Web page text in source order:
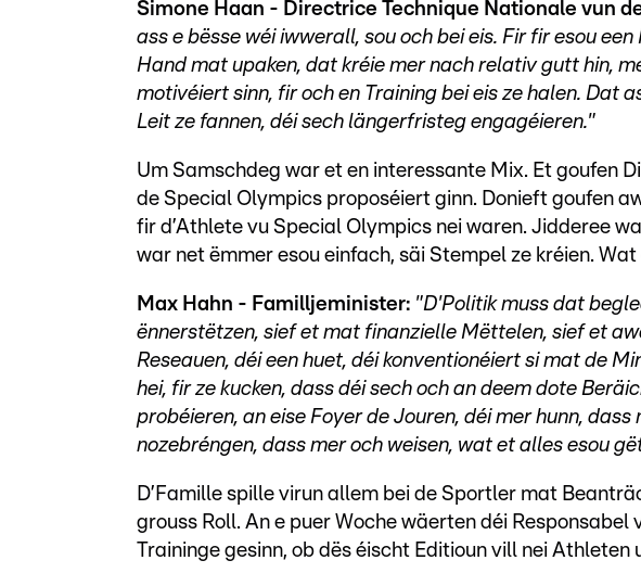
Simone Haan - Directrice Technique Nationale vun
ass e bësse wéi iwwerall, sou och bei eis. Fir fir esou
Hand mat upaken, dat kréie mer nach relativ gutt hin,
motivéiert sinn, fir och en Training bei eis ze halen. Dat
Leit ze fannen, déi sech längerfristeg engagéieren."
Um Samschdeg war et en interessante Mix. Et goufen
de Special Olympics proposéiert ginn. Donieft goufen
fir d’Athlete vu Special Olympics nei waren. Jidderee
war net ëmmer esou einfach, säi Stempel ze kréien.
Max Hahn - Familljeminister: "D'Politik muss dat
ënnerstëtzen, sief et mat finanzielle Mëttelen, sief et
Reseauen, déi een huet, déi konventionéiert si mat de
hei, fir ze kucken, dass déi sech och an deem dote
probéieren, an eise Foyer de Jouren, déi mer hunn,
nozebréngen, dass mer och weisen, wat et alles esou
D’Famille spille virun allem bei de Sportler mat
grouss Roll. An e puer Woche wäerten déi
Traininge gesinn, ob dës éischt Editioun vill nei Athleten